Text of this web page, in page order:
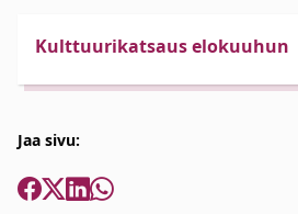
Kulttuurikatsaus elokuuhun
Jaa sivu: